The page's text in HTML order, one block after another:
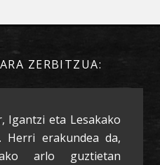
ZERBITZUA:
Igantzi eta Lesakako
Herri erakundea da,
arlo guztietan